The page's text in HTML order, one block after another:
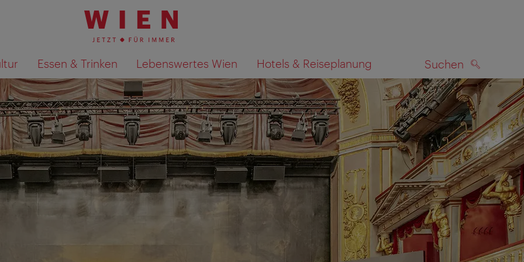
Essen & Trinken Lebenswertes Wien Hotels & Reiseplanung Suchen
Suchergebnisse auf Karte anzeigen SUCHEN